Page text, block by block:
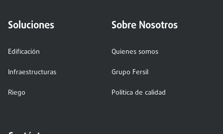
Soluciones
Edificación
Infraestructuras
Riego
Sobre Nosotros
Quienes somos
Grupo Fersil
Política de calidad